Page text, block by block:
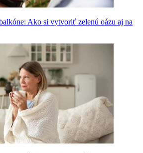
Ako si vytvoriť zelenú oázu aj na